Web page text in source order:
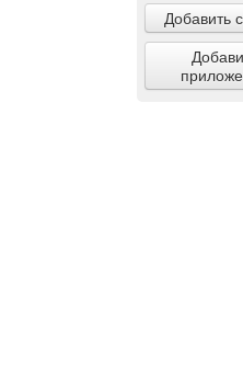
Добавить